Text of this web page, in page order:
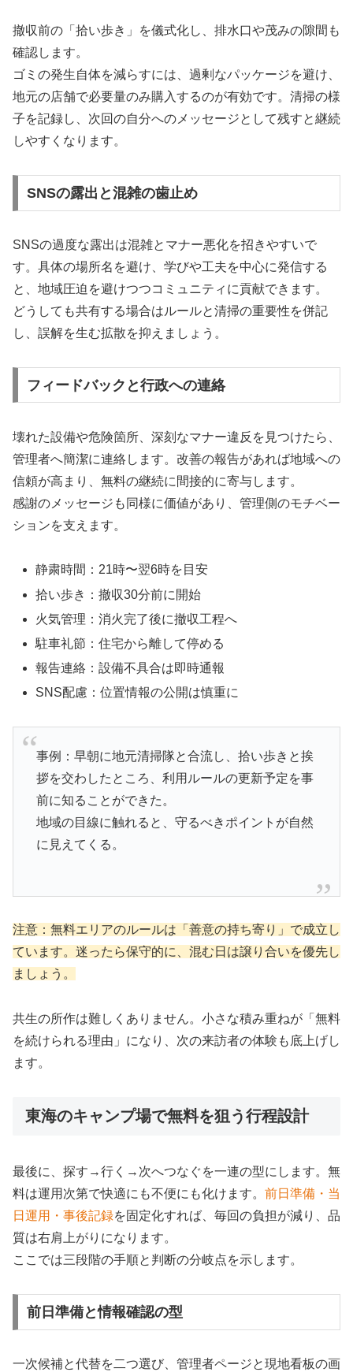
撤収前の「拾い歩き」を儀式化し、排水口や茂みの隙間も
確認します。
ゴミの発生自体を減らすには、過剰なパッケージを避け、
地元の店舗で必要量のみ購入するのが有効です。清掃の様
子を記録し、次回の自分へのメッセージとして残すと継続
しやすくなります。
SNSの露出と混雑の歯止め
SNSの過度な露出は混雑とマナー悪化を招きやすいで
す。具体の場所名を避け、学びや工夫を中心に発信する
と、地域圧迫を避けつつコミュニティに貢献できます。
どうしても共有する場合はルールと清掃の重要性を併記
し、誤解を生む拡散を抑えましょう。
フィードバックと行政への連絡
壊れた設備や危険箇所、深刻なマナー違反を見つけたら、
管理者へ簡潔に連絡します。改善の報告があれば地域への
信頼が高まり、無料の継続に間接的に寄与します。
感謝のメッセージも同様に価値があり、管理側のモチベー
ションを支えます。
静粛時間：21時〜翌6時を目安
拾い歩き：撤収30分前に開始
火気管理：消火完了後に撤収工程へ
駐車礼節：住宅から離して停める
報告連絡：設備不具合は即時通報
SNS配慮：位置情報の公開は慎重に
事例：早朝に地元清掃隊と合流し、拾い歩きと挨
拶を交わしたところ、利用ルールの更新予定を事
前に知ることができた。
地域の目線に触れると、守るべきポイントが自然
に見えてくる。
注意：無料エリアのルールは「善意の持ち寄り」で成立し
ています。迷ったら保守的に、混む日は譲り合いを優先し
ましょう。
共生の所作は難しくありません。小さな積み重ねが「無料
を続けられる理由」になり、次の来訪者の体験も底上げし
ます。
東海のキャンプ場で無料を狙う行程設計
最後に、探す→行く→次へつなぐを一連の型にします。無
料は運用次第で快適にも不便にも化けます。 前日準備・当
日運用・事後記録を固定化すれば、毎回の負担が減り、品
質は右肩上がりになります。
ここでは三段階の手順と判断の分岐点を示します。
前日準備と情報確認の型
一次候補と代替を二つ選び、管理者ページと現地看板の画